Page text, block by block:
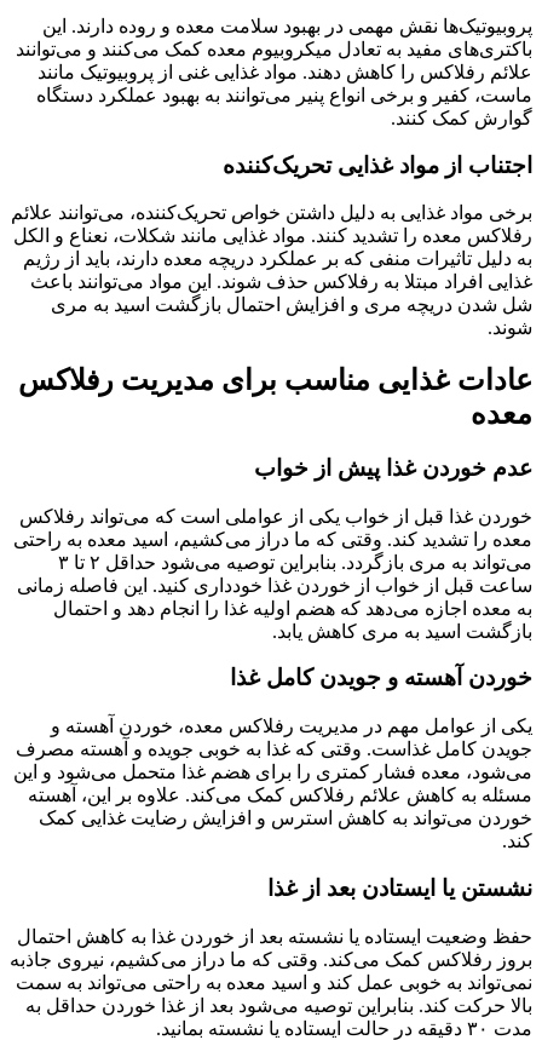
پروبیوتیک‌ها نقش مهمی در بهبود سلامت معده و روده دارند. این
باکتری‌های مفید به تعادل میکروبیوم معده کمک می‌کنند و می‌توانند
علائم رفلاکس را کاهش دهند. مواد غذایی غنی از پروبیوتیک مانند
ماست، کفیر و برخی انواع پنیر می‌توانند به بهبود عملکرد دستگاه
گوارش کمک کنند.
اجتناب از مواد غذایی تحریک‌کننده
برخی مواد غذایی به دلیل داشتن خواص تحریک‌کننده، می‌توانند علائم
رفلاکس معده را تشدید کنند. مواد غذایی مانند شکلات، نعناع و الکل
به دلیل تاثیرات منفی که بر عملکرد دریچه معده دارند، باید از رژیم
غذایی افراد مبتلا به رفلاکس حذف شوند. این مواد می‌توانند باعث
شل شدن دریچه مری و افزایش احتمال بازگشت اسید به مری
شوند.
عادات غذایی مناسب برای مدیریت رفلاکس
معده
عدم خوردن غذا پیش از خواب
خوردن غذا قبل از خواب یکی از عواملی است که می‌تواند رفلاکس
معده را تشدید کند. وقتی که ما دراز می‌کشیم، اسید معده به راحتی
می‌تواند به مری بازگردد. بنابراین توصیه می‌شود حداقل ۲ تا ۳
ساعت قبل از خواب از خوردن غذا خودداری کنید. این فاصله زمانی
به معده اجازه می‌دهد که هضم اولیه غذا را انجام دهد و احتمال
بازگشت اسید به مری کاهش یابد.
خوردن آهسته و جویدن کامل غذا
یکی از عوامل مهم در مدیریت رفلاکس معده، خوردن آهسته و
جویدن کامل غذاست. وقتی که غذا به خوبی جویده و آهسته مصرف
می‌شود، معده فشار کمتری را برای هضم غذا متحمل می‌شود و این
مسئله به کاهش علائم رفلاکس کمک می‌کند. علاوه بر این، آهسته
خوردن می‌تواند به کاهش استرس و افزایش رضایت غذایی کمک
کند.
نشستن یا ایستادن بعد از غذا
حفظ وضعیت ایستاده یا نشسته بعد از خوردن غذا به کاهش احتمال
بروز رفلاکس کمک می‌کند. وقتی که ما دراز می‌کشیم، نیروی جاذبه
نمی‌تواند به خوبی عمل کند و اسید معده به راحتی می‌تواند به سمت
بالا حرکت کند. بنابراین توصیه می‌شود بعد از غذا خوردن حداقل به
مدت ۳۰ دقیقه در حالت ایستاده یا نشسته بمانید.